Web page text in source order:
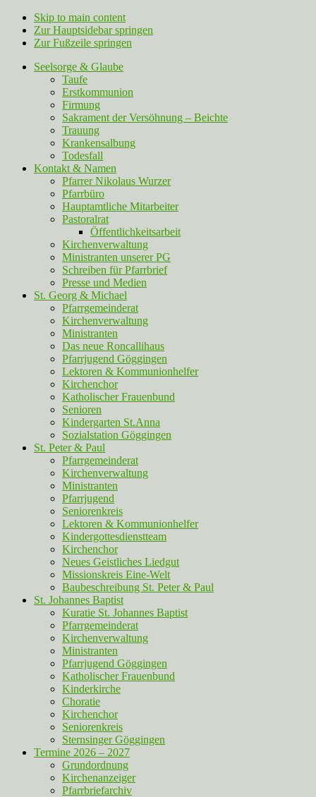
Skip to main content
Zur Hauptsidebar springen
Zur Fußzeile springen
Seelsorge & Glaube
Taufe
Erstkommunion
Firmung
Sakrament der Versöhnung – Beichte
Trauung
Krankensalbung
Todesfall
Kontakt & Namen
Pfarrer Nikolaus Wurzer
Pfarrbüro
Hauptamtliche Mitarbeiter
Pastoralrat
Öffentlichkeitsarbeit
Kirchenverwaltung
Ministranten unserer PG
Schreiben für Pfarrbrief
Presse und Medien
St. Georg & Michael
Pfarrgemeinderat
Kirchenverwaltung
Ministranten
Das neue Roncallihaus
Pfarrjugend Göggingen
Lektoren & Kommunionhelfer
Kirchenchor
Katholischer Frauenbund
Senioren
Kindergarten St.Anna
Sozialstation Göggingen
St. Peter & Paul
Pfarrgemeinderat
Kirchenverwaltung
Ministranten
Pfarrjugend
Seniorenkreis
Lektoren & Kommunionhelfer
Kindergottesdienstteam
Kirchenchor
Neues Geistliches Liedgut
Missionskreis Eine-Welt
Baubeschreibung St. Peter & Paul
St. Johannes Baptist
Kuratie St. Johannes Baptist
Pfarrgemeinderat
Kirchenverwaltung
Ministranten
Pfarrjugend Göggingen
Katholischer Frauenbund
Kinderkirche
Choratie
Kirchenchor
Seniorenkreis
Sternsinger Göggingen
Termine 2026 – 2027
Grundordnung
Kirchenanzeiger
Pfarrbriefarchiv